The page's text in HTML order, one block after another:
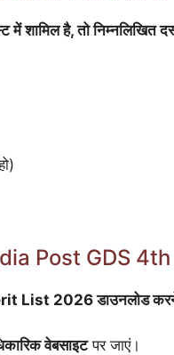
में शामिल है, तो निम्नलिखित
Post GDS
2026 डाउनलोड करने के
वेबसाइटपर जाएं।